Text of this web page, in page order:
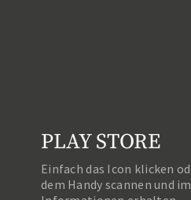
PLAY STORE
Einfach das Icon klicken
dem Handy scannen und